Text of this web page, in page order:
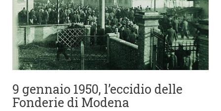
9 gennaio 1950, l’eccidio delle
Fonderie di Modena